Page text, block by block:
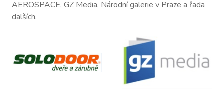
AEROSPACE, GZ Media, Národní galerie v Praze a řada
dalších.